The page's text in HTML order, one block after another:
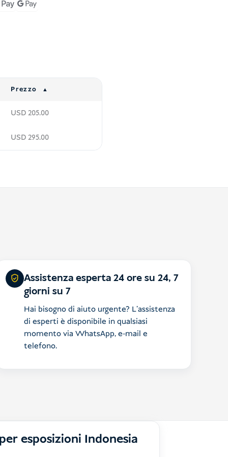
Prezzo
USD205.00
USD295.00
Assistenza esperta 24 ore su 24, 7
giorni su 7
Hai bisogno di aiuto urgente? L'assistenza
di esperti è disponibile in qualsiasi
momento via WhatsApp, e-mail e
telefono.
esposizioni Indonesia